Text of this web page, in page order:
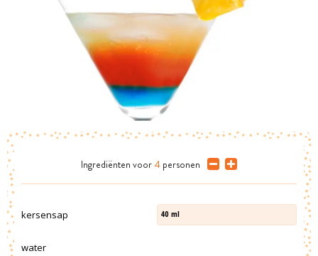
Ingrediënten voor 4 personen
kersensap 40 ml
water